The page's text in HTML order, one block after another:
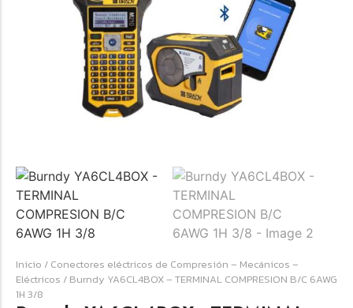
☆☆☆☆☆
Raychem HVT-Z-253/353-G – PUNTA
TERMINAL UNIP INT 35KV 2/0-350 MCM
(3UND/KIT)
para conexiones eléctricas, terminaciones y empalmes
industriales. Consulte este producto en Jprintech…
Inicio / Conectores eléctricos de Compresión – Mecánicos –
Eléctricos / Burndy YA6CL4BOX – TERMINAL COMPRESION B/C 6AWG
1H 3/8